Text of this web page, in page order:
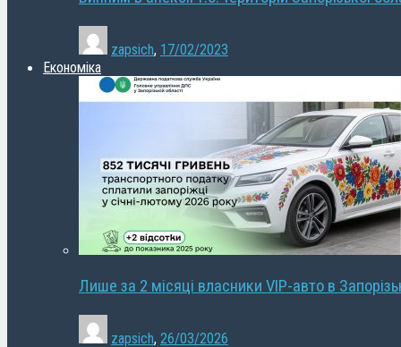
zapsich, 17/02/2023
Економіка
Лише за 2 місяці власники VIP-авто в
zapsich, 26/03/2026